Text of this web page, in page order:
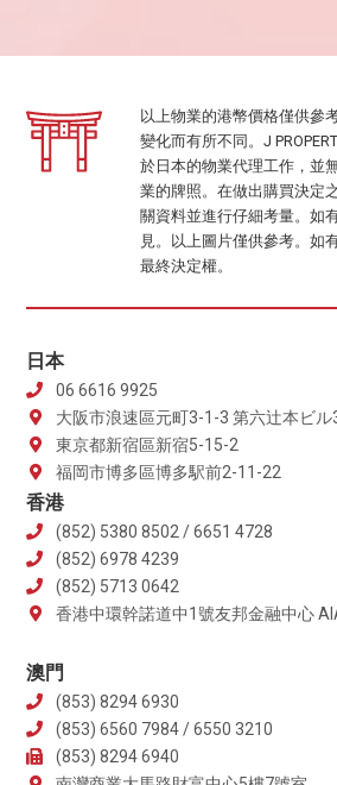
以上物業的港幣價格僅供參
變化而有所不同。J
於日本的物業代理工作，並
業的牌照。在做出購買決定
關資料並進行仔細考量。如
見。以上圖片僅供參考。如
最終決定權。
日本
06 6616 9925
大阪市浪速區元町3-1-3 第六辻本ビル
東京都新宿區新宿5-15-2
福岡市博多區博多駅前2-11-22
香港
(852) 5380 8502 / 6651 4728
(852) 6978 4239
(852) 5713 0642
香港中環幹諾道中1號友邦金融中心
澳門
(853) 8294 6930
(853) 6560 7984 / 6550 3210
(853) 8294 6940